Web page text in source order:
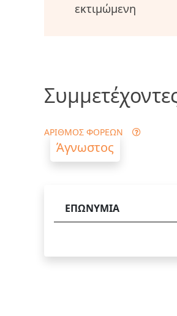
εκτιμώμενη
ΑΡΙΘΜΟΣ ΦΟΡΕΩΝ
Άγνωστος
ΕΠΩΝΥΜΙΑ